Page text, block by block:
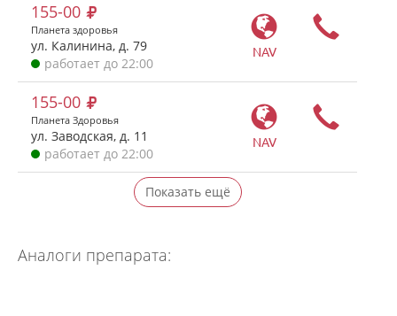
NAV
155-00
Планета здоровья
ул. Калинина, д. 79
работает до 22:00
NAV
155-00
Планета Здоровья
ул. Заводская, д. 11
работает до 22:00
Показать ещё
Аналоги препарата: